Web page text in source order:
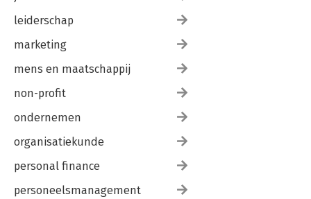
leiderschap
marketing
mens en maatschappij
non-profit
ondernemen
organisatiekunde
personal finance
personeelsmanagement